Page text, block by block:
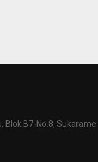
Blok B7-No.8,